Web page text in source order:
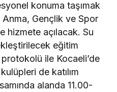
konuma taşımak
Anma, Gençlik ve Spor
hizmete açılacak. Su
eğitim
protokolü ile Kocaeli’de
de katılım
alanda 11.00-